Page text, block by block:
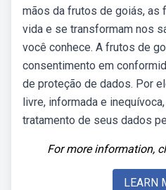
mãos da frutos de goiás, as
vida e se transformam nos
você conhece. A frutos de
consentimento em
de proteção de dados. Por
livre, informada e
tratamento de seus dados
For more information,
LEARN